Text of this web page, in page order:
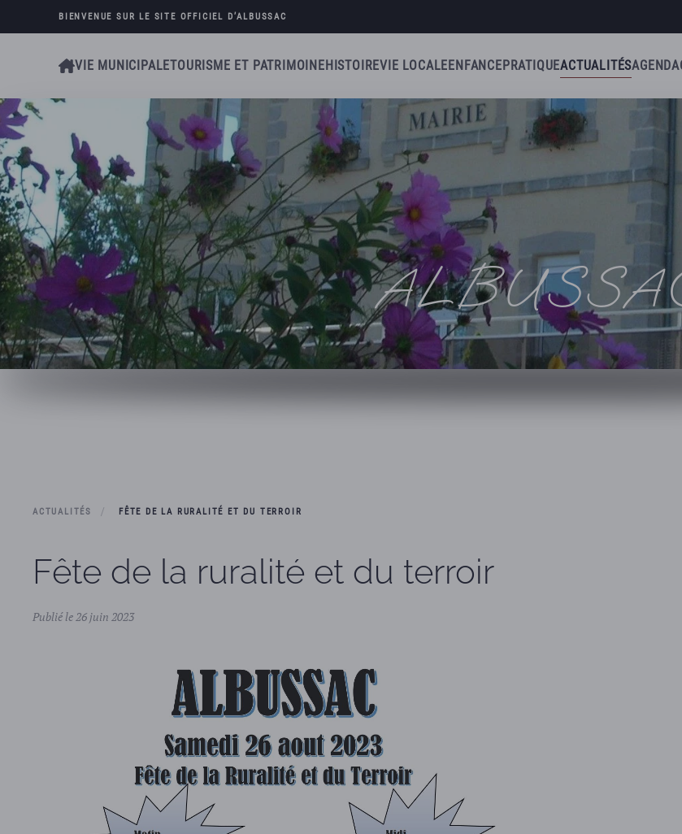
Skip to main content
BIENVENUE SUR LE SITE OFFICIEL D’ALBUSSAC
VIE MUNICIPALETOURISME ET PATRIMOINEHISTOIREVIE LOCALEENFANCEPRATIQUEACTUALITÉSAGENDA
ACTUALITÉS FÊTE DE LA RURALITÉ ET DU TERROIR
Fête de la ruralité et du terroir
Publié le 26 juin 2023